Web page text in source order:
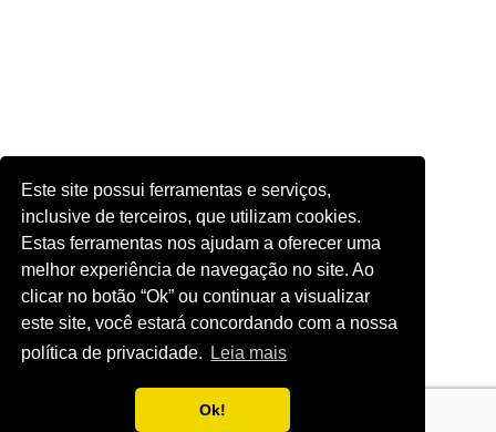
Este site possui ferramentas e serviços,
inclusive de terceiros, que utilizam cookies.
Estas ferramentas nos ajudam a oferecer uma
melhor experiência de navegação no site. Ao
clicar no botão “Ok” ou continuar a visualizar
este site, você estará concordando com a nossa
política de privacidade.
Leia mais
Ok!